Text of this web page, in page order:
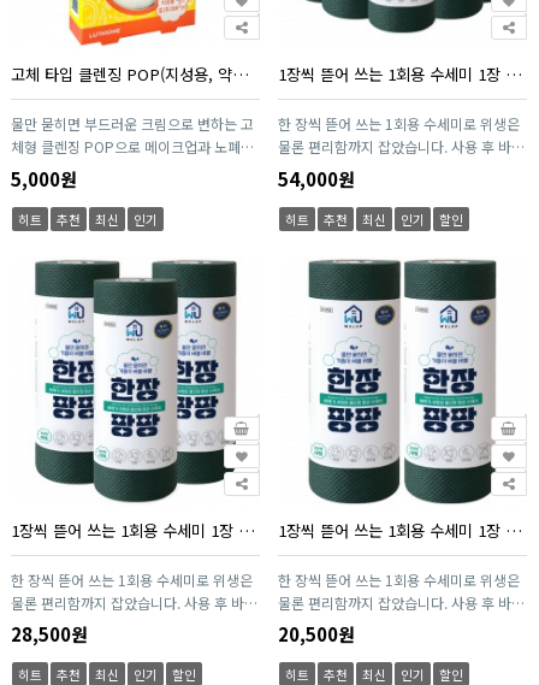
고체 타입 클렌징 POP(지성용, 약산성 PH5.5 / 10매 / 1팩)
물만 묻히면 부드러운 크림으로 변하는 고
체형 클렌징 POP으로 메이크업과 노폐물
을 간편하게 클렌징하세요. 한 장씩 사용하
는 1회용 타입으로 위생적이며, 휴대가 간
편해 여행·외출·운동 시에도 부담 없이 사
용 가능합니다. pH5.5 약산성 포뮬러와
EWG 1~2등급 성분으로 민감한 피부도 안
심하고 사용할 수 있습니다.
5,000원
히트 추천 최신 인기
1장씩 뜯어 쓰는 1회용 수세미 1장 팡팡(360매/ 6롤)
한 장씩 뜯어 쓰는 1회용 수세미로 위생은
물론 편리함까지 잡았습니다. 사용 후 바로
폐기해 세균 번식 걱정 없이 언제나 깨끗하
게 사용할 수 있으며, 적당한 두께와 강도
로 기름때·찌든 때 제거에 효과적입니다.
설거지, 싱크대, 욕실, 캠핑까지 다용도로
활용 가능한 스마트한 위생 수세미입니다.
54,000원
히트 추천 최신 인기 할인
1장씩 뜯어 쓰는 1회용 수세미 1장 팡팡(180매/ 3롤)
한 장씩 뜯어 쓰는 1회용 수세미로 위생은
물론 편리함까지 잡았습니다. 사용 후 바로
폐기해 세균 번식 걱정 없이 언제나 깨끗하
게 사용할 수 있으며, 적당한 두께와 강도
로 기름때·찌든 때 제거에 효과적입니다.
28,500원
히트 추천 최신 인기 할인
1장씩 뜯어 쓰는 1회용 수세미 1장 팡팡(120매/ 2롤)
한 장씩 뜯어 쓰는 1회용 수세미로 위생은
물론 편리함까지 잡았습니다. 사용 후 바로
폐기해 세균 번식 걱정 없이 언제나 깨끗하
게 사용할 수 있으며, 적당한 두께와 강도
로 기름때·찌든 때 제거에 효과적입니다.
20,500원
히트 추천 최신 인기 할인